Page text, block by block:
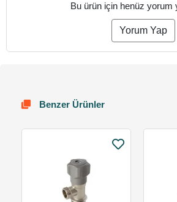
Bu ürün için henüz yorum
Yorum Yap
Benzer Ürünler